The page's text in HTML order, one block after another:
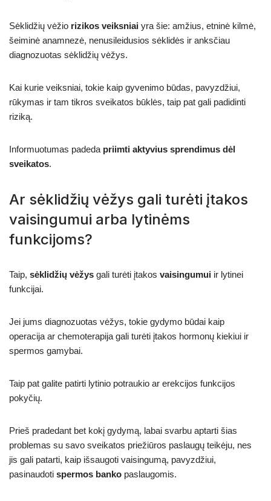
Sėklidžių vėžio rizikos veiksniai yra šie: amžius, etninė kilmė,
šeiminė anamnezė, nenusileidusios sėklidės ir anksčiau
diagnozuotas sėklidžių vėžys.
Kai kurie veiksniai, tokie kaip gyvenimo būdas, pavyzdžiui,
rūkymas ir tam tikros sveikatos būklės, taip pat gali padidinti
riziką.
Informuotumas padeda priimti aktyvius sprendimus dėl
sveikatos.
Ar sėklidžių vėžys gali turėti įtakos
vaisingumui arba lytinėms
funkcijoms?
Taip, sėklidžių vėžys gali turėti įtakos vaisingumui ir lytinei
funkcijai.
Jei jums diagnozuotas vėžys, tokie gydymo būdai kaip
operacija ar chemoterapija gali turėti įtakos hormonų kiekiui ir
spermos gamybai.
Taip pat galite patirti lytinio potraukio ar erekcijos funkcijos
pokyčių.
Prieš pradedant bet kokį gydymą, labai svarbu aptarti šias
problemas su savo sveikatos priežiūros paslaugų teikėju, nes
jis gali patarti, kaip išsaugoti vaisingumą, pavyzdžiui,
pasinaudoti spermos banko paslaugomis.